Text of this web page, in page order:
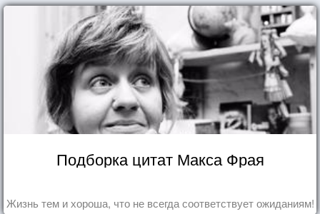
Подборка цитат Макса Фрая
Жизнь тем и хороша, что не всегда соответствует ожиданиям!